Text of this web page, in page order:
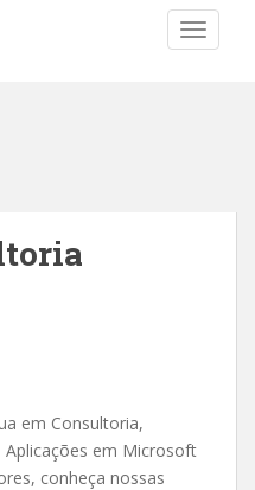
em Consultoria,
em Microsoft
conheça nossas